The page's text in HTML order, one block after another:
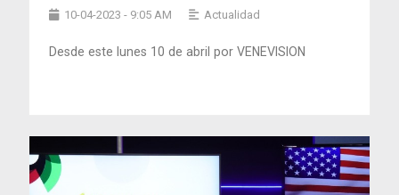
10-04-2023 - 9:05 AM Actualidad
Desde este lunes 10 de abril por VENEVISION